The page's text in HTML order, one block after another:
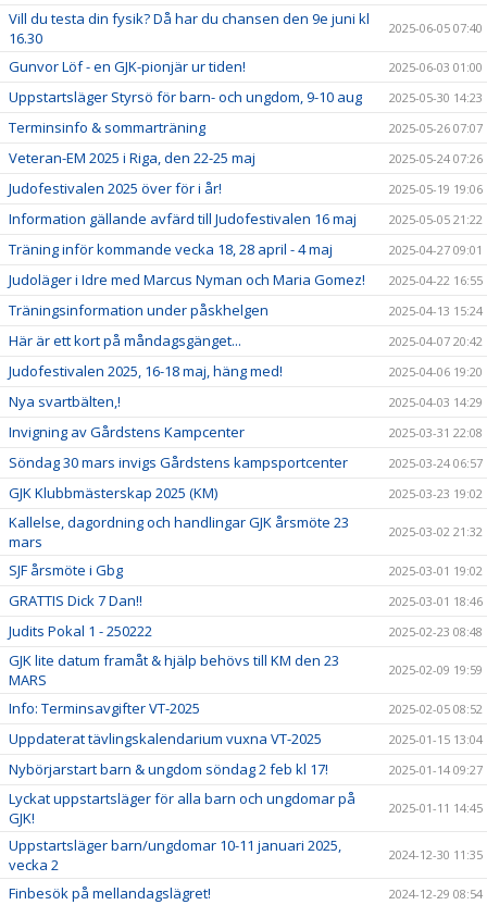
Vill du testa din fysik? Då har du chansen den 9e juni kl
16.30
2025-06-05 07:40
Gunvor Löf - en GJK-pionjär ur tiden! 2025-06-03 01:00
Uppstartsläger Styrsö för barn- och ungdom, 9-10 aug 2025-05-30 14:23
Terminsinfo & sommarträning 2025-05-26 07:07
Veteran-EM 2025 i Riga, den 22-25 maj 2025-05-24 07:26
Judofestivalen 2025 över för i år! 2025-05-19 19:06
Information gällande avfärd till Judofestivalen 16 maj 2025-05-05 21:22
Träning inför kommande vecka 18, 28 april - 4 maj 2025-04-27 09:01
Judoläger i Idre med Marcus Nyman och Maria Gomez! 2025-04-22 16:55
Träningsinformation under påskhelgen 2025-04-13 15:24
Här är ett kort på måndagsgänget... 2025-04-07 20:42
Judofestivalen 2025, 16-18 maj, häng med! 2025-04-06 19:20
Nya svartbälten,! 2025-04-03 14:29
Invigning av Gårdstens Kampcenter 2025-03-31 22:08
Söndag 30 mars invigs Gårdstens kampsportcenter 2025-03-24 06:57
GJK Klubbmästerskap 2025 (KM) 2025-03-23 19:02
Kallelse, dagordning och handlingar GJK årsmöte 23
mars
2025-03-02 21:32
SJF årsmöte i Gbg 2025-03-01 19:02
GRATTIS Dick 7 Dan!! 2025-03-01 18:46
Judits Pokal 1 - 250222 2025-02-23 08:48
GJK lite datum framåt & hjälp behövs till KM den 23
MARS
2025-02-09 19:59
Info: Terminsavgifter VT-2025 2025-02-05 08:52
Uppdaterat tävlingskalendarium vuxna VT-2025 2025-01-15 13:04
Nybörjarstart barn & ungdom söndag 2 feb kl 17! 2025-01-14 09:27
Lyckat uppstartsläger för alla barn och ungdomar på
GJK!
2025-01-11 14:45
Uppstartsläger barn/ungdomar 10-11 januari 2025,
vecka 2
2024-12-30 11:35
Finbesök på mellandagslägret! 2024-12-29 08:54